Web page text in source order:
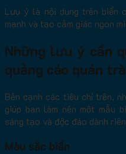
Lưu ý là nội dung trên biển
mạnh và tạo cảm giác ngon
Những lưu ý cần
quảng cáo quán
Bên cạnh các tiêu chí trên,
giúp bạn làm nên một mẫu
sáng tạo và độc đáo dành
Màu sắc biển